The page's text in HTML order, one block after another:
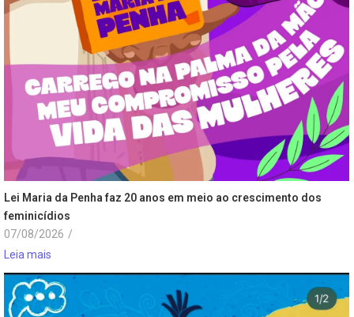
Lei Maria da Penha faz 20 anos em meio ao crescimento dos
feminicídios
07/08/2026 /
Leia mais